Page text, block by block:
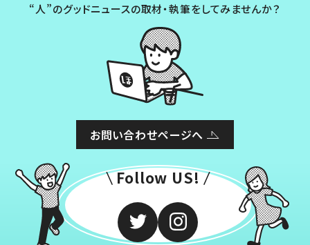
“人”のグッドニュースの取材・執筆をしてみませんか？
お問い合わせページへ
Follow US!